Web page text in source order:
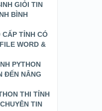
GIỎI TIN
BÌNH
TỈNH CÓ
WORD &
PYTHON
ĐẾN NÂNG
THI TỈNH
TIN